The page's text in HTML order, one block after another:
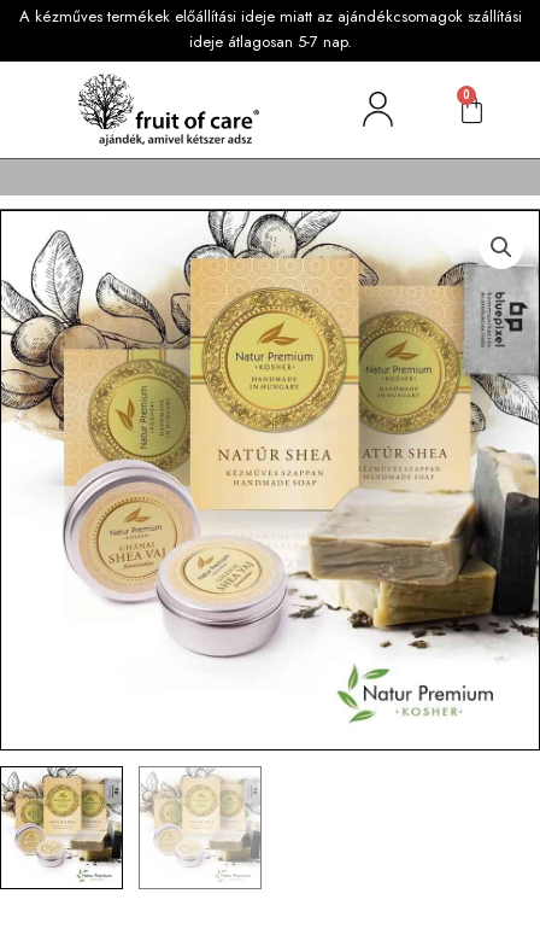
A kézműves termékek előállítási ideje miatt az ajándékcsomagok szállítási
ideje átlagosan 5-7 nap.
0